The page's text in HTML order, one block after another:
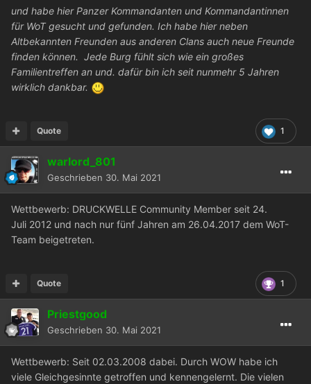
und habe hier Panzer Kommandanten und Kommandantinnen
für WoT gesucht und gefunden. Ich habe hier neben
Altbekannten Freunden aus anderen Clans auch neue Freunde
finden können. Jede Burg fühlt sich wie ein großes
Familientreffen an und. dafür bin ich seit nunmehr 5 Jahren
wirklich dankbar.
1
Quote
warlord_801
Geschrieben 30. Mai 2021
Wettbewerb: DRUCKWELLE Community Member seit 24.
Juli 2012 und nach nur fünf Jahren am 26.04.2017 dem WoT-
Team beigetreten.
1
Quote
Priestgood
Geschrieben 30. Mai 2021
Wettbewerb: Seit 02.03.2008 dabei. Durch WOW habe ich
viele Gleichgesinnte getroffen und kennengelernt. Die vielen